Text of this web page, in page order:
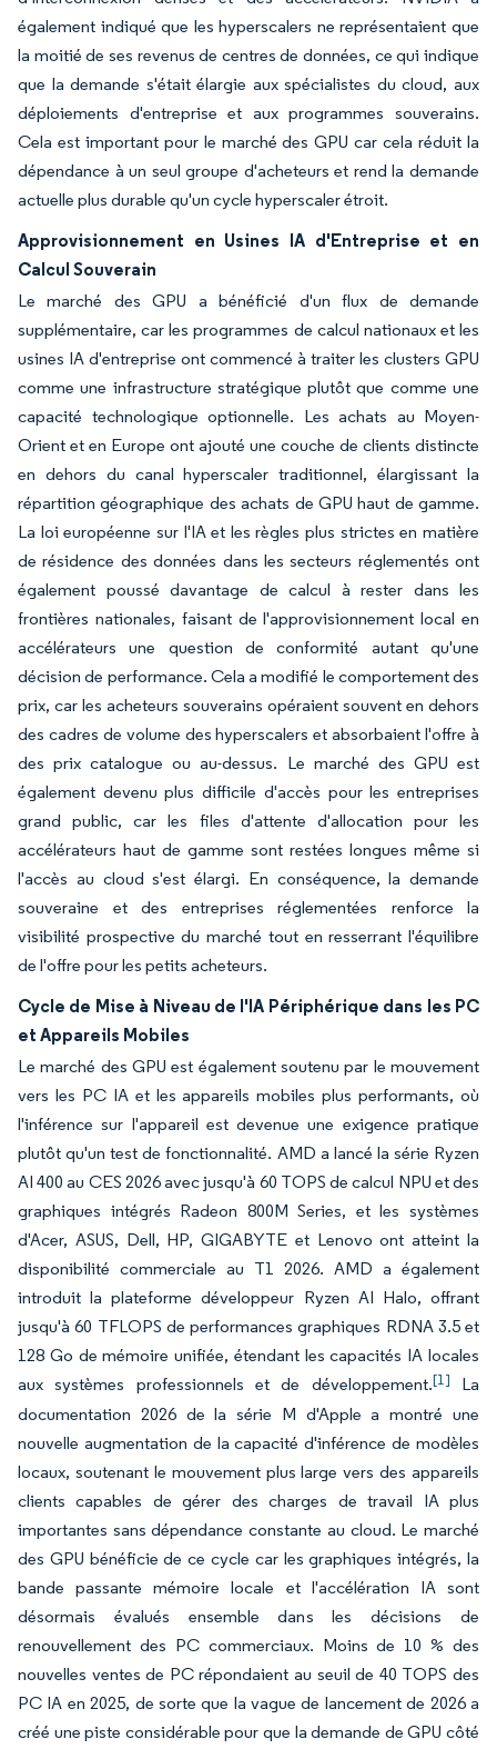
également indiqué que les hyperscalers ne représentaient que
la moitié de ses revenus de centres de données, ce qui indique
que la demande s'était élargie aux spécialistes du cloud, aux
déploiements d'entreprise et aux programmes souverains.
Cela est important pour le marché des GPU car cela réduit la
dépendance à un seul groupe d'acheteurs et rend la demande
actuelle plus durable qu'un cycle hyperscaler étroit.
Approvisionnement en Usines IA d'Entreprise et en
Calcul Souverain
Le marché des GPU a bénéficié d'un flux de demande
supplémentaire, car les programmes de calcul nationaux et les
usines IA d'entreprise ont commencé à traiter les clusters GPU
comme une infrastructure stratégique plutôt que comme une
capacité technologique optionnelle. Les achats au Moyen-
Orient et en Europe ont ajouté une couche de clients distincte
en dehors du canal hyperscaler traditionnel, élargissant la
répartition géographique des achats de GPU haut de gamme.
La loi européenne sur l'IA et les règles plus strictes en matière
de résidence des données dans les secteurs réglementés ont
également poussé davantage de calcul à rester dans les
frontières nationales, faisant de l'approvisionnement local en
accélérateurs une question de conformité autant qu'une
décision de performance. Cela a modifié le comportement des
prix, car les acheteurs souverains opéraient souvent en dehors
des cadres de volume des hyperscalers et absorbaient l'offre à
des prix catalogue ou au-dessus. Le marché des GPU est
également devenu plus difficile d'accès pour les entreprises
grand public, car les files d'attente d'allocation pour les
accélérateurs haut de gamme sont restées longues même si
l'accès au cloud s'est élargi. En conséquence, la demande
souveraine et des entreprises réglementées renforce la
visibilité prospective du marché tout en resserrant l'équilibre
de l'offre pour les petits acheteurs.
Cycle de Mise à Niveau de l'IA Périphérique dans les PC
et Appareils Mobiles
Le marché des GPU est également soutenu par le mouvement
vers les PC IA et les appareils mobiles plus performants, où
l'inférence sur l'appareil est devenue une exigence pratique
plutôt qu'un test de fonctionnalité. AMD a lancé la série Ryzen
AI 400 au CES 2026 avec jusqu'à 60 TOPS de calcul NPU et des
graphiques intégrés Radeon 800M Series, et les systèmes
d'Acer, ASUS, Dell, HP, GIGABYTE et Lenovo ont atteint la
disponibilité commerciale au T1 2026. AMD a également
introduit la plateforme développeur Ryzen AI Halo, offrant
jusqu'à 60 TFLOPS de performances graphiques RDNA 3.5 et
128 Go de mémoire unifiée, étendant les capacités IA locales
aux systèmes professionnels et de développement.[1] La
documentation 2026 de la série M d'Apple a montré une
nouvelle augmentation de la capacité d'inférence de modèles
locaux, soutenant le mouvement plus large vers des appareils
clients capables de gérer des charges de travail IA plus
importantes sans dépendance constante au cloud. Le marché
des GPU bénéficie de ce cycle car les graphiques intégrés, la
bande passante mémoire locale et l'accélération IA sont
désormais évalués ensemble dans les décisions de
renouvellement des PC commerciaux. Moins de 10 % des
nouvelles ventes de PC répondaient au seuil de 40 TOPS des
PC IA en 2025, de sorte que la vague de lancement de 2026 a
créé une piste considérable pour que la demande de GPU côté